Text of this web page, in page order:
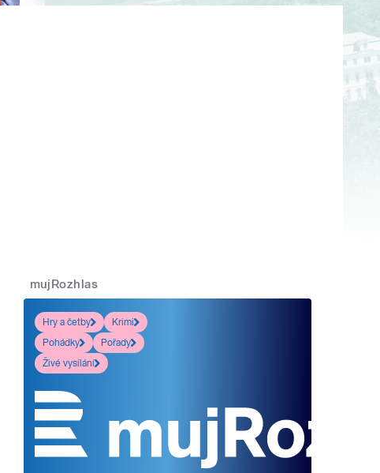
mujRozhlas
Hry a četby
Krimi
Pohádky
Pořady
Živé vysílání